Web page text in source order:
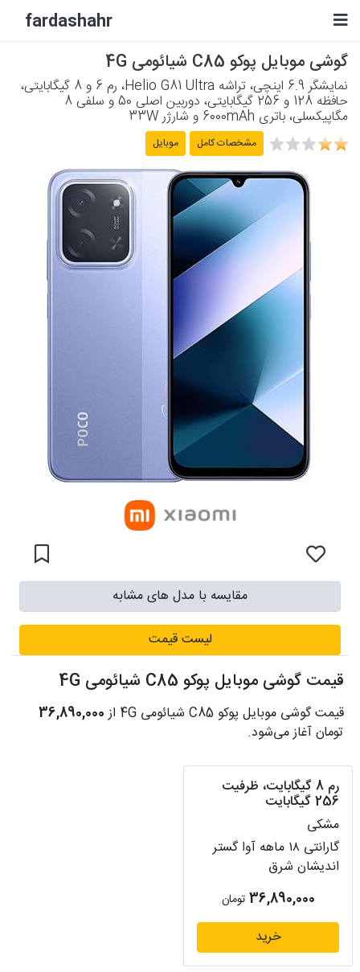
fardashahr
گوشی موبایل پوکو C85 شیائومی 4G
نمایشگر 6.9 اینچی، تراشه Helio G81 Ultra، رم 6 و 8 گیگابایتی،
حافظه 128 و 256 گیگابایتی، دوربین اصلی 50 و سلفی 8
مگاپیکسلی، باتری 6000mAh و شارژر 33W
مشخصات کامل موبایل
مقایسه با مدل های مشابه
لیست قیمت
قیمت گوشی موبایل پوکو C85 شیائومی 4G
قیمت گوشی موبایل پوکو C85 شیائومی 4G از
36,890,000
تومان آغاز می‌شود.
رم 8 گیگابایت، ظرفیت
256 گیگابایت
مشکی
گارانتی ۱۸ ماهه آوا گستر
اندیشان شرق
36,890,000 تومان
خرید
لوازم الکترونیکی
لوازم خانگی برقی
لوازم شخصی برقی
پشتیبانی
حساب کاربری